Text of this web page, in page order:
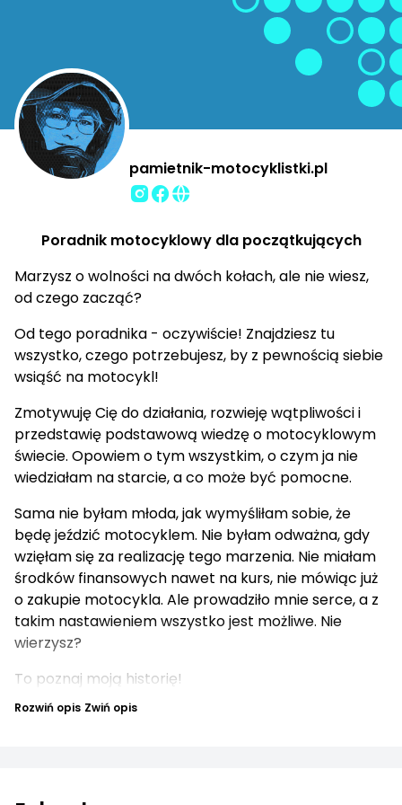
pamietnik-motocyklistki.pl
Poradnik motocyklowy dla początkujących
Marzysz o wolności na dwóch kołach, ale nie wiesz,
od czego zacząć?
Od tego poradnika - oczywiście! Znajdziesz tu
wszystko, czego potrzebujesz, by z pewnością siebie
wsiąść na motocykl!
Zmotywuję Cię do działania, rozwieję wątpliwości i
przedstawię podstawową wiedzę o motocyklowym
świecie. Opowiem o tym wszystkim, o czym ja nie
wiedziałam na starcie, a co może być pomocne.
Sama nie byłam młoda, jak wymyśliłam sobie, że
będę jeździć motocyklem. Nie byłam odważna, gdy
wzięłam się za realizację tego marzenia. Nie miałam
środków finansowych nawet na kurs, nie mówiąc już
o zakupie motocykla. Ale prowadziło mnie serce, a z
takim nastawieniem wszystko jest możliwe. Nie
wierzysz?
To poznaj moją historię!
Rozwiń opis Zwiń opis